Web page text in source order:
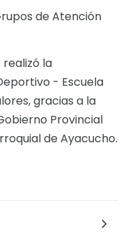
de Atención
realizó la
- Escuela
gracias a la
Provincial
de Ayacucho.